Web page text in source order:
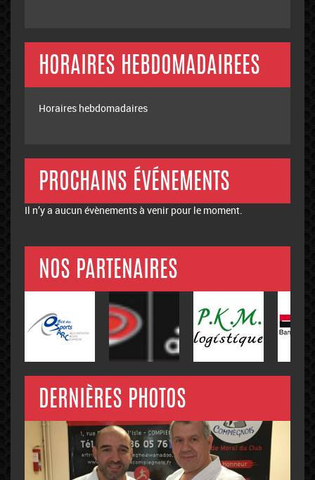
HORAIRES HEBDOMADAIREES
Horaires hebdomadaires
PROCHAINS ÉVÉNEMENTS
Il n’y a aucun évènements à venir pour le moment.
NOS PARTENAIRES
DERNIÈRES PHOTOS